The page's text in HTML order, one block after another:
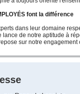
font la différence
dans leur domaine
lance de notre aptitude à
sur notre